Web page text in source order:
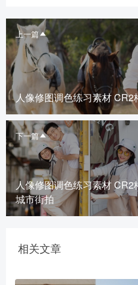
上一篇
人像修图调色练习素材
下一篇
人像修图调色练习素材
城市街拍
相关文章